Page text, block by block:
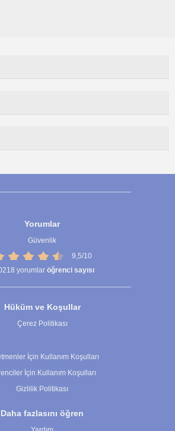
Yorumlar
Güvenlik
9,5/10
yorumlar öğrenci sayısı
Hüküm ve Koşullar
Çerez Politikası
İçin Kullanım Koşulları
İçin Kullanım Koşulları
Gizlilik Politikası
Daha fazlasını öğren